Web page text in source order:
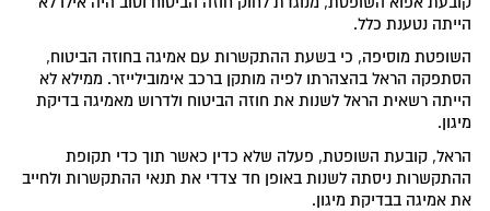
הייתה נטענת כלל.
השופטת מוסיפה, כי בשעת ההתקשרות עם אמיגה בחוזה הביטוח,
הסתפקה הראל בהצהרתו לפיה מותקן ברכב אימובילייזר. ממילא לא
הייתה רשאית הראל לשנות את חוזה הביטוח ולדרוש מאמיגה בדיקת
מיגון.
הראל, קובעת השופטת, פעלה שלא כדין כאשר תוך כדי תקופת
ההתקשרות ניסתה לשנות באופן חד צדדי את תנאי ההתקשרות ולחייב
את אמיגה בבדיקת מיגון.